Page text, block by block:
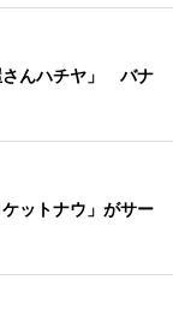
さんハチヤ」 バナ
ットナウ」がサー